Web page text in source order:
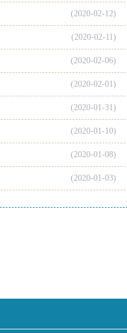
(2020-02-12)
(2020-02-11)
(2020-02-06)
(2020-02-01)
(2020-01-31)
(2020-01-10)
(2020-01-08)
(2020-01-03)